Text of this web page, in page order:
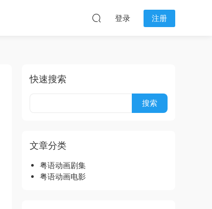
登录 注册
快速搜索
文章分类
粤语动画剧集
粤语动画电影